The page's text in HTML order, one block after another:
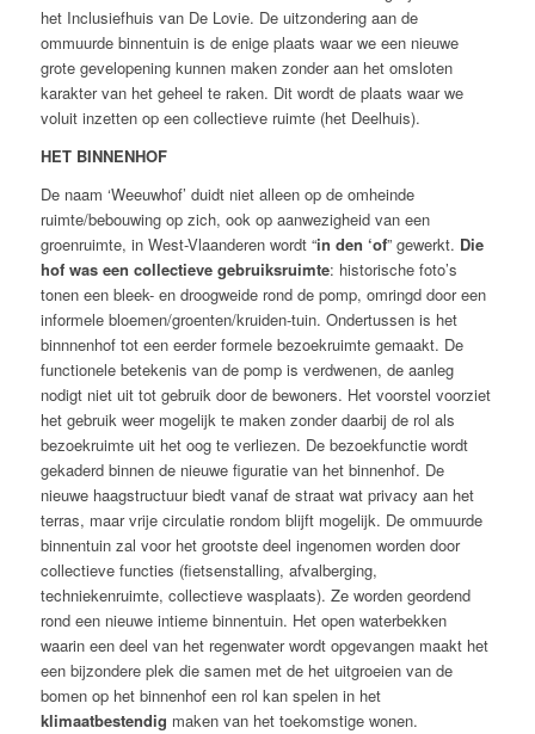
het Inclusiefhuis van De Lovie. De uitzondering aan de
ommuurde binnentuin is de enige plaats waar we een nieuwe
grote gevelopening kunnen maken zonder aan het omsloten
karakter van het geheel te raken. Dit wordt de plaats waar we
voluit inzetten op een collectieve ruimte (het Deelhuis).
HET BINNENHOF
De naam ‘Weeuwhof’ duidt niet alleen op de omheinde
ruimte/bebouwing op zich, ook op aanwezigheid van een
groenruimte, in West-Vlaanderen wordt “in den ‘of” gewerkt. Die
hof was een collectieve gebruiksruimte: historische foto’s
tonen een bleek- en droogweide rond de pomp, omringd door een
informele bloemen/groenten/kruiden-tuin. Ondertussen is het
binnnenhof tot een eerder formele bezoekruimte gemaakt. De
functionele betekenis van de pomp is verdwenen, de aanleg
nodigt niet uit tot gebruik door de bewoners. Het voorstel voorziet
het gebruik weer mogelijk te maken zonder daarbij de rol als
bezoekruimte uit het oog te verliezen. De bezoekfunctie wordt
gekaderd binnen de nieuwe figuratie van het binnenhof. De
nieuwe haagstructuur biedt vanaf de straat wat privacy aan het
terras, maar vrije circulatie rondom blijft mogelijk. De ommuurde
binnentuin zal voor het grootste deel ingenomen worden door
collectieve functies (fietsenstalling, afvalberging,
techniekenruimte, collectieve wasplaats). Ze worden geordend
rond een nieuwe intieme binnentuin. Het open waterbekken
waarin een deel van het regenwater wordt opgevangen maakt het
een bijzondere plek die samen met de het uitgroeien van de
bomen op het binnenhof een rol kan spelen in het
klimaatbestendig maken van het toekomstige wonen.